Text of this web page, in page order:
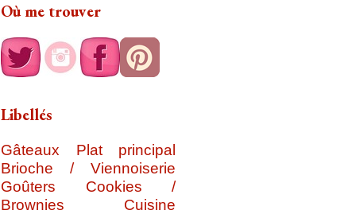
Où me trouver
Libellés
Gâteaux
Plat principal
Brioche / Viennoiserie
Goûters
Cookies /
Brownies
Cuisine